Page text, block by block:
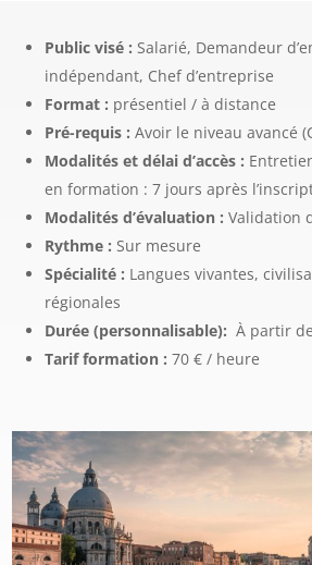
Public visé : Salarié, Demandeur
indépendant, Chef d’entreprise
Format : présentiel / à distance
Pré-requis : Avoir le niveau avancé
Modalités et délai d’accès :
en formation : 7 jours après
Modalités d’évaluation : Validation
Rythme : Sur mesure
Spécialité : Langues vivantes,
régionales
Durée (personnalisable): Àpartir
Tarif formation : 70 € / heure